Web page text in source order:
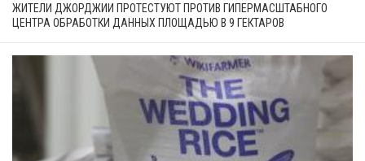
ЖИТЕЛИ ДЖОРДЖИИ ПРОТЕСТУЮТ ПРОТИВ ГИПЕРМАСШТАБНОГО
ЦЕНТРА ОБРАБОТКИ ДАННЫХ ПЛОЩАДЬЮ В 9 ГЕКТАРОВ